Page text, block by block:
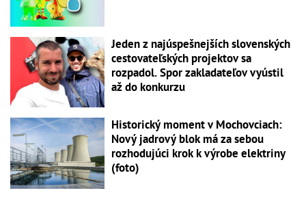
Jeden z najúspešnejších slovenských
cestovateľských projektov sa
rozpadol. Spor zakladateľov vyústil
až do konkurzu
Historický moment v Mochovciach:
Nový jadrový blok má za sebou
rozhodujúci krok k výrobe elektriny
(foto)